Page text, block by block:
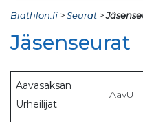
Biathlon.fi>Seurat>
Jäsenseurat
Aavasaksan
Urheilijat
AavU